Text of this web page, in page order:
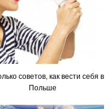
советов, как вести себя в
Польше